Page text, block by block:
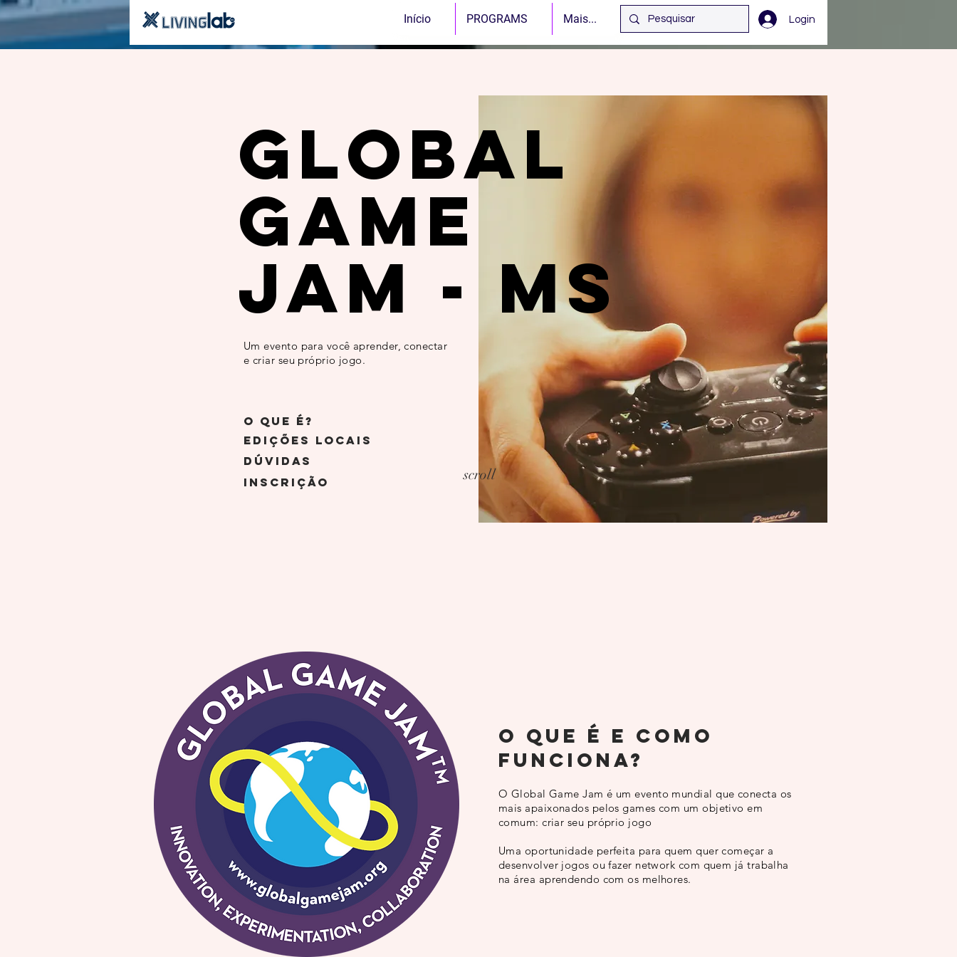
Início PROGRAMS Mais... Login
GLOBAL
GAME
JAM - MS
scroll
Dúvidas
Um evento para você aprender, conectar
e criar seu próprio jogo.
o que é?
Edições locais
Inscrição
o que é e como
funciona?
O Global Game Jam é um evento mundial que conecta os
mais apaixonados pelos games com um objetivo em
comum: criar seu próprio jogo
Uma oportunidade perfeita para quem quer começar a
desenvolver jogos ou fazer network com quem já trabalha
na área aprendendo com os melhores.